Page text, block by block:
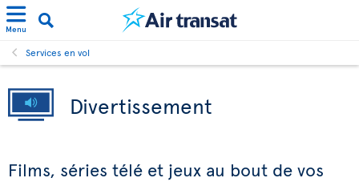
Menu
Services en vol
Divertissement
Films, séries télé et jeux au bout de vos